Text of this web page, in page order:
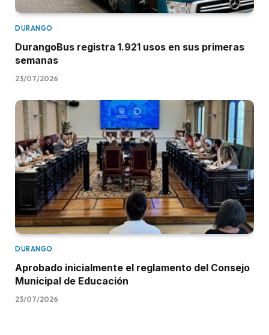
DURANGO
DurangoBus registra 1.921 usos en sus primeras
semanas
23/07/2026
DURANGO
Aprobado inicialmente el reglamento del Consejo
Municipal de Educación
23/07/2026